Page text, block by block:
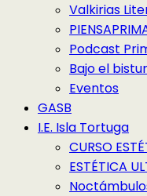
Valkirias
Podcast
Bajo el
Eventos
GASB
I.E. Isla Tortuga
CURSO
ESTÉTICA